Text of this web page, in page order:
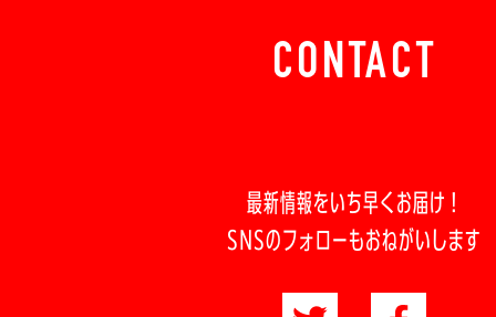
CONTACT
最新情報をいち早くお届け！
SNSのフォローもおねがいします